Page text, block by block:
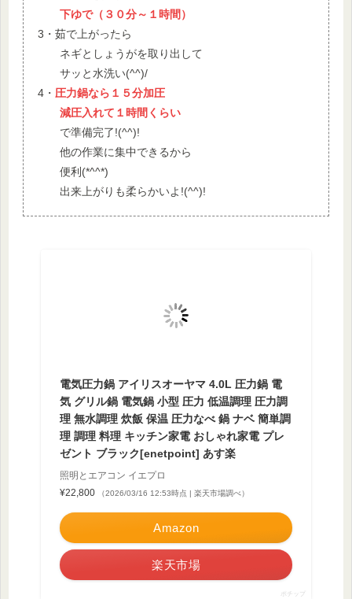
下ゆで（３０分～１時間）
3・茹で上がったら
ネギとしょうがを取り出して
サッと水洗い(^^)/
4・ 圧力鍋なら１５分加圧
減圧入れて１時間くらい
で準備完了!(^^)!
他の作業に集中できるから
便利(*^^*)
出来上がりも柔らかいよ!(^^)!
電気圧力鍋 アイリスオーヤマ 4.0L 圧力鍋 電
気 グリル鍋 電気鍋 小型 圧力 低温調理 圧力調
理 無水調理 炊飯 保温 圧力なべ 鍋 ナベ 簡単調
理 調理 料理 キッチン家電 おしゃれ家電 プレ
ゼント ブラック[enetpoint] あす楽
照明とエアコン イエプロ
¥22,800
（2026/03/16 12:53時点 | 楽天市場調べ）
Amazon
楽天市場
ポチップ